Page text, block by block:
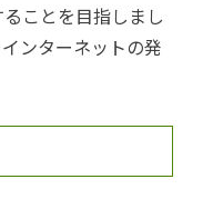
ことを目指しまし
ンターネットの発